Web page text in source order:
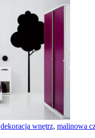
dekoracja wnętrz, malinowa